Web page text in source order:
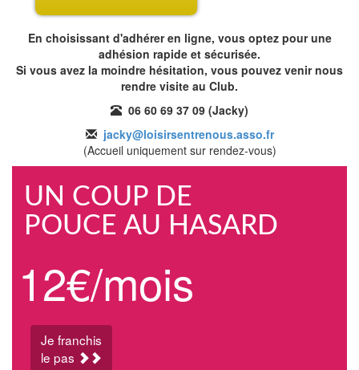
En choisissant d'adhérer en ligne, vous optez pour une
adhésion rapide et sécurisée.
Si vous avez la moindre hésitation, vous pouvez venir nous
rendre visite au Club.
06 60 69 37 09 (Jacky)
jacky@loisirsentrenous.asso.fr
(Accueil uniquement sur rendez-vous)
UN COUP DE
POUCE AU HASARD
12€/mois
Je franchis
le pas